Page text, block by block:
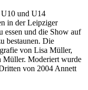
U10 und U14
in der Leipziger
essen und die Show auf
bestaunen. Die
von Lisa Müller,
Müller. Moderiert wurde
von 2004 Annett